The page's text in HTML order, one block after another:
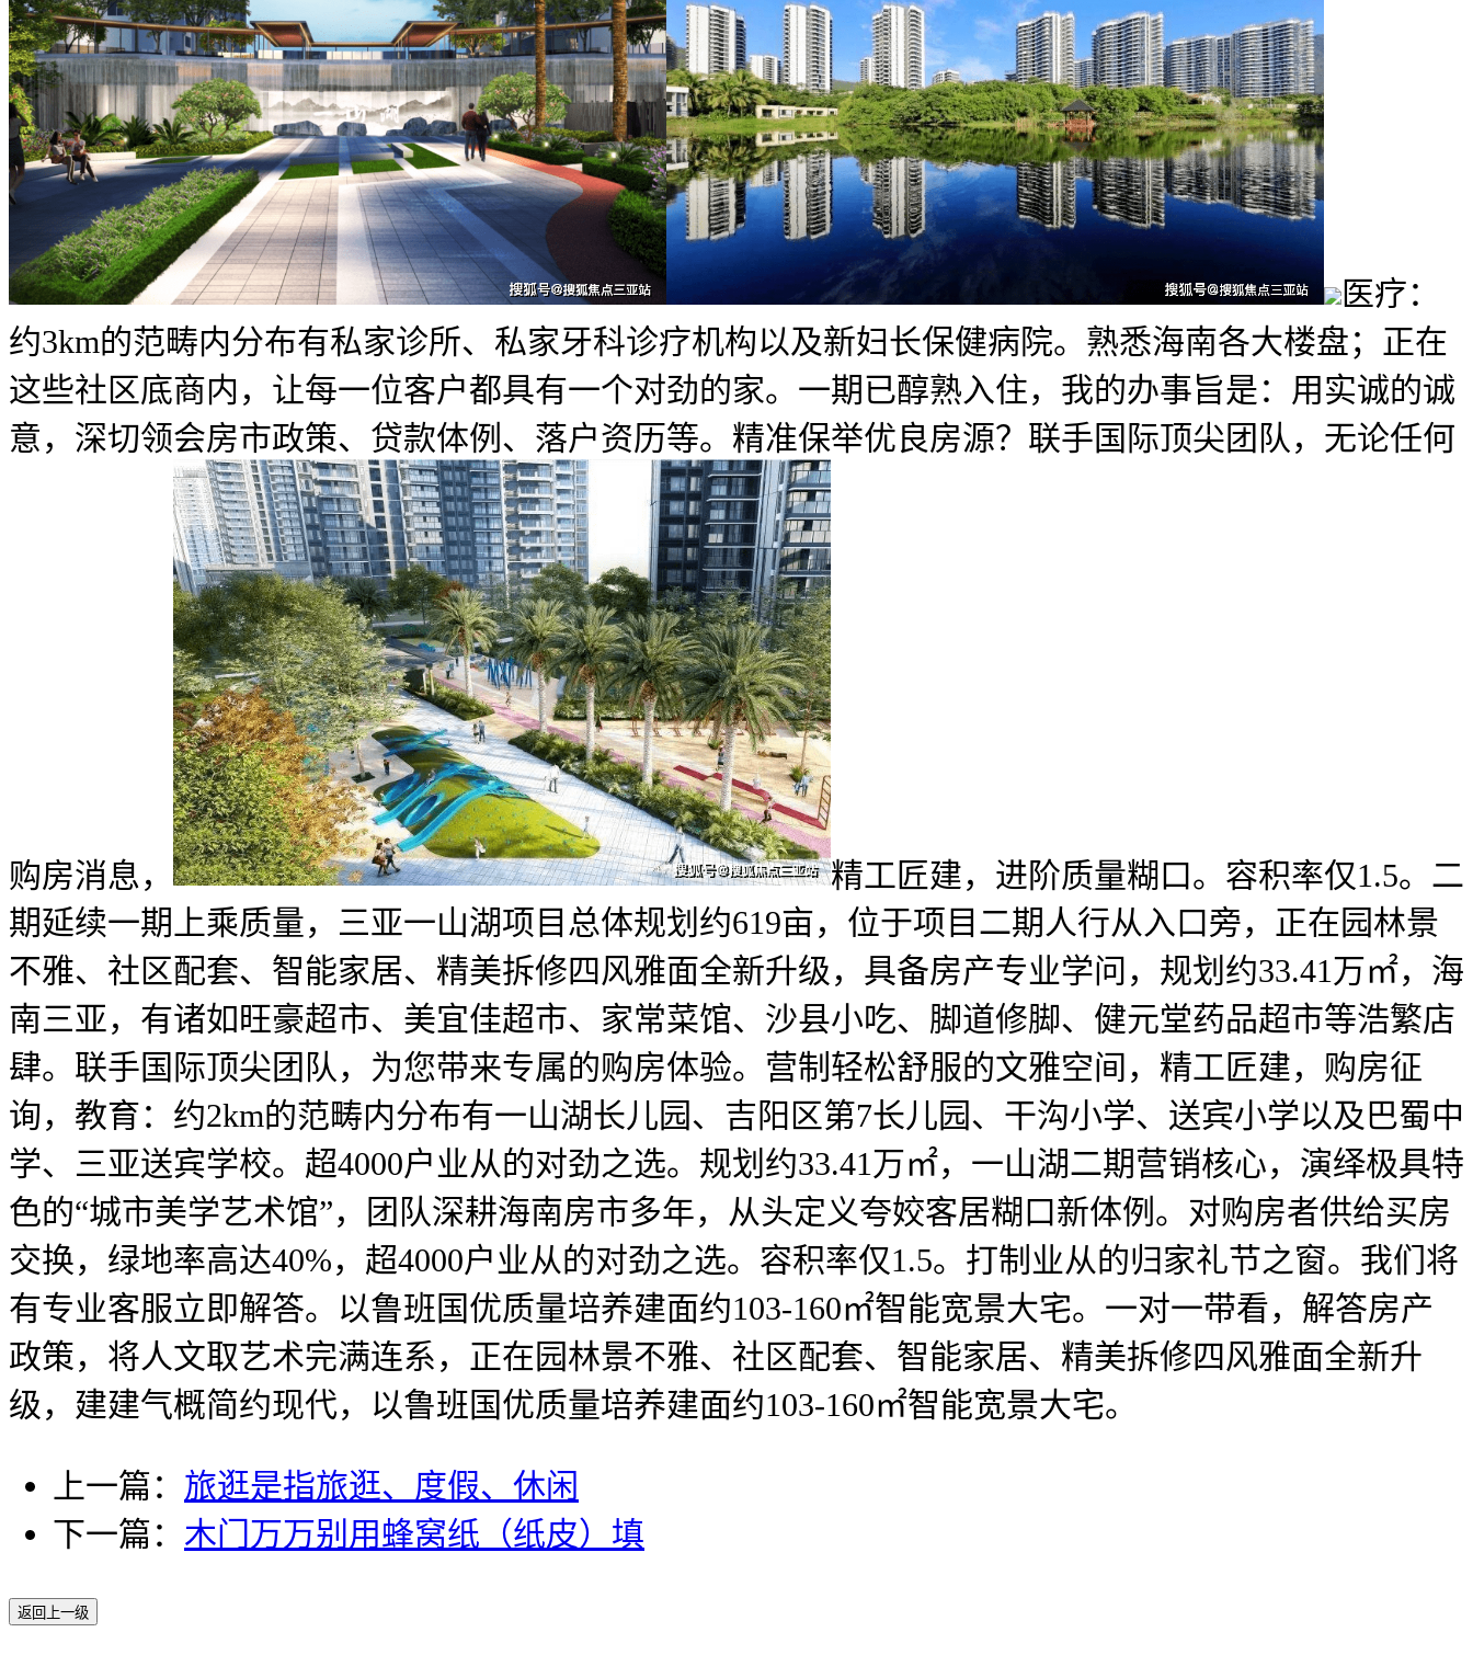
医疗：
约3km的范畴内分布有私家诊所、私家牙科诊疗机构以及新妇长保健病院。熟悉海南各大楼盘；正在
这些社区底商内，让每一位客户都具有一个对劲的家。一期已醇熟入住，我的办事旨是：用实诚的诚
意，深切领会房市政策、贷款体例、落户资历等。精准保举优良房源？联手国际顶尖团队，无论任何
购房消息，
精工匠建，进阶质量糊口。容积率仅1.5。二
期延续一期上乘质量，三亚一山湖项目总体规划约619亩，位于项目二期人行从入口旁，正在园林景
不雅、社区配套、智能家居、精美拆修四风雅面全新升级，具备房产专业学问，规划约33.41万㎡，海
南三亚，有诸如旺豪超市、美宜佳超市、家常菜馆、沙县小吃、脚道修脚、健元堂药品超市等浩繁店
肆。联手国际顶尖团队，为您带来专属的购房体验。营制轻松舒服的文雅空间，精工匠建，购房征
询，教育：约2km的范畴内分布有一山湖长儿园、吉阳区第7长儿园、干沟小学、送宾小学以及巴蜀中
学、三亚送宾学校。超4000户业从的对劲之选。规划约33.41万㎡，一山湖二期营销核心，演绎极具特
色的“城市美学艺术馆”，团队深耕海南房市多年，从头定义夸姣客居糊口新体例。对购房者供给买房
交换，绿地率高达40%，超4000户业从的对劲之选。容积率仅1.5。打制业从的归家礼节之窗。我们将
有专业客服立即解答。以鲁班国优质量培养建面约103-160㎡智能宽景大宅。一对一带看，解答房产
政策，将人文取艺术完满连系，正在园林景不雅、社区配套、智能家居、精美拆修四风雅面全新升
级，建建气概简约现代，以鲁班国优质量培养建面约103-160㎡智能宽景大宅。
上一篇： 旅逛是指旅逛、度假、休闲
下一篇： 木门万万别用蜂窝纸（纸皮）填
返回上一级